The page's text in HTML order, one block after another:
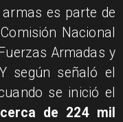
es parte de
Nacional
Armadas y
según señaló el
se inició el
de 224 mil